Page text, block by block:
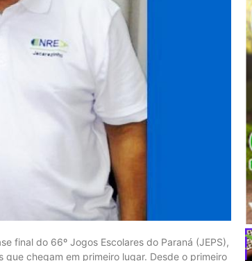
final do 66º Jogos Escolares do Paraná (JEPS),
chegam em primeiro lugar. Desde o primeiro